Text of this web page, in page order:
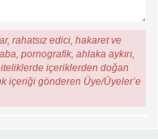
rahatsız edici, hakaret ve
pornografik, ahlaka aykırı,
içeriklerden doğan
içeriği gönderen Üye/Üyeler’e